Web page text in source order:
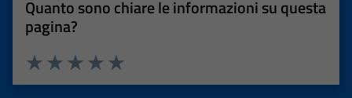
Quanto sono chiare le informazioni su questa
pagina?
Valuta 5 stelle su 5
Valuta 4 stelle su 5
Valuta 3 stelle su 5
Valuta 2 stelle su 5
Valuta 1 stelle su 5